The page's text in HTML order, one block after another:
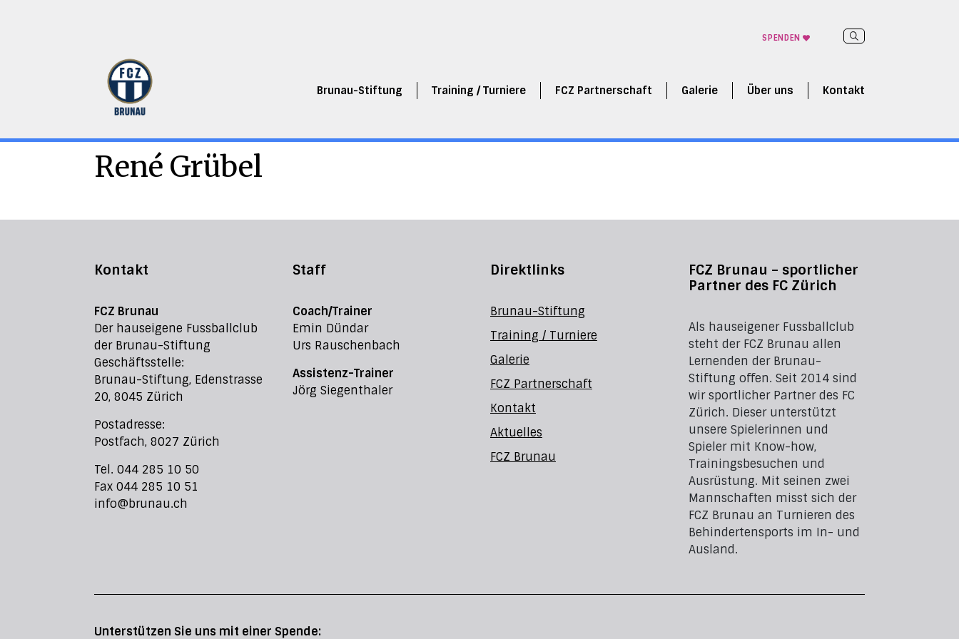
SPENDEN
Brunau-Stiftung Training / Turniere FCZ Partnerschaft Galerie Über uns Kontakt
René Grübel
Kontakt
FCZ Brunau
Der hauseigene Fussballclub
der Brunau-Stiftung
Geschäftsstelle:
Brunau-Stiftung, Edenstrasse
20, 8045 Zürich
Postadresse:
Postfach, 8027 Zürich
Tel. 044 285 10 50
Fax 044 285 10 51
info@brunau.ch
Staff
Coach/Trainer
Emin Dündar
Urs Rauschenbach
Assistenz-Trainer
Jörg Siegenthaler
Direktlinks
Brunau-Stiftung
Training / Turniere
Galerie
FCZ Partnerschaft
Kontakt
Aktuelles
FCZ Brunau
FCZ Brunau – sportlicher
Partner des FC Zürich
Als hauseigener Fussballclub
steht der FCZ Brunau allen
Lernenden der Brunau-
Stiftung offen. Seit 2014 sind
wir sportlicher Partner des FC
Zürich. Dieser unterstützt
unsere Spielerinnen und
Spieler mit Know-how,
Trainingsbesuchen und
Ausrüstung. Mit seinen zwei
Mannschaften misst sich der
FCZ Brunau an Turnieren des
Behindertensports im In- und
Ausland.
Unterstützen Sie uns mit einer Spende: